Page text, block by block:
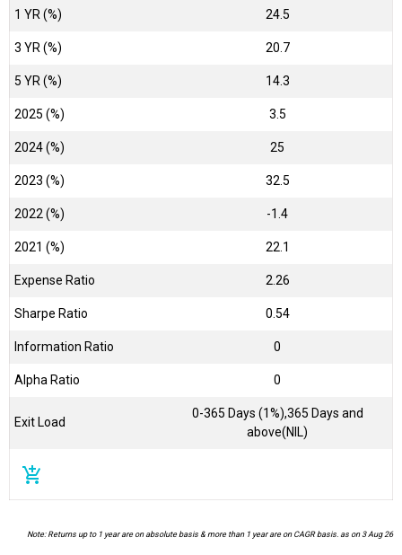
1 YR (%) 24.5
3 YR (%) 20.7
5 YR (%) 14.3
2025 (%) 3.5
2024 (%) 25
2023 (%) 32.5
2022 (%) -1.4
2021 (%) 22.1
Expense Ratio 2.26
Sharpe Ratio 0.54
Information Ratio 0
Alpha Ratio 0
Exit Load
0-365 Days (1%),365 Days and
above(NIL)
add_shopping_cart
Note: Returns up to 1 year are on absolute basis & more than 1 year are on CAGR basis. as on 3 Aug 26